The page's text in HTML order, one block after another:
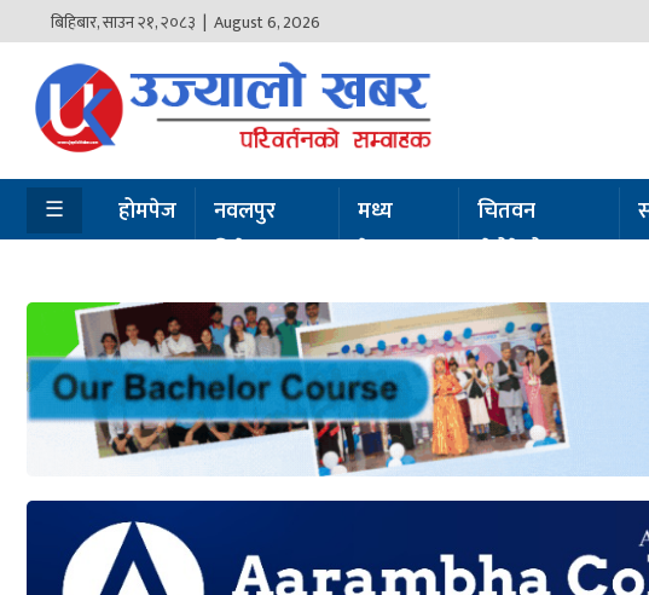
बिहिबार,साउन२१,२०८३ | August 6, 2026
होमपेज
नवलपुर
विशेष
चितवन
सेरोफेरो
राजनीति
आर्थिक
☰ होमपेज
नवलपुर
विशेष
मध्य
नेपाल
चितवन
सेरोफेरो